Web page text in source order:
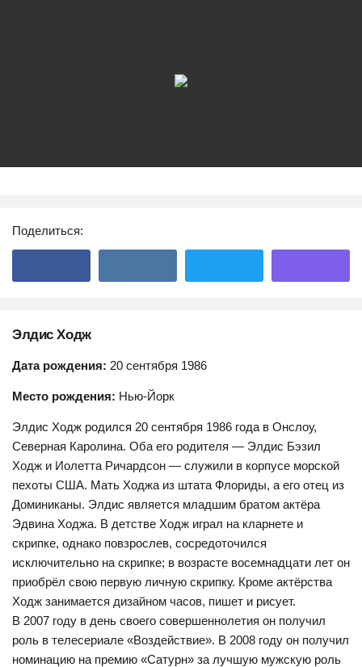
Поделиться:
Элдис Ходж
Дата рождения: 20 сентября 1986
Место рождения: Нью-Йорк
Элдис Ходж родился 20 сентября 1986 года в Онслоу,
Северная Каролина. Оба его родителя — Элдис Бэзил
Ходж и Иолетта Ричардсон — служили в корпусе морской
пехоты США. Мать Ходжа из штата Флориды, а его отец из
Доминиканы. Элдис является младшим братом актёра
Эдвина Ходжа. В детстве Ходж играл на кларнете и
скрипке, однако повзрослев, сосредоточился
исключительно на скрипке; в возрасте восемнадцати лет он
приобрёл свою первую личную скрипку. Кроме актёрства
Ходж занимается дизайном часов, пишет и рисует.
В 2007 году в день своего совершеннолетия он получил
роль в телесериале «Воздействие». В 2008 году он получил
номинацию на премию «Сатурн» за лучшую мужскую роль